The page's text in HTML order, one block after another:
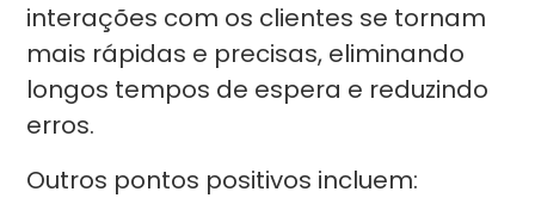
interações com os clientes se tornam
mais rápidas e precisas, eliminando
longos tempos de espera e reduzindo
erros.
Outros pontos positivos incluem: